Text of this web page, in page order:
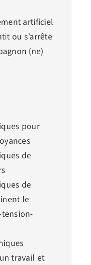
artificiel
ou s’arrête
(ne)
pour
de
de
le
travail et